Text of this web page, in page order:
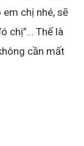
chị nhé, sẽ
chị”… Thế là
cần mất